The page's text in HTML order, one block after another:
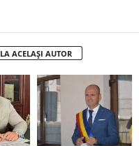
ACELAȘI AUTOR